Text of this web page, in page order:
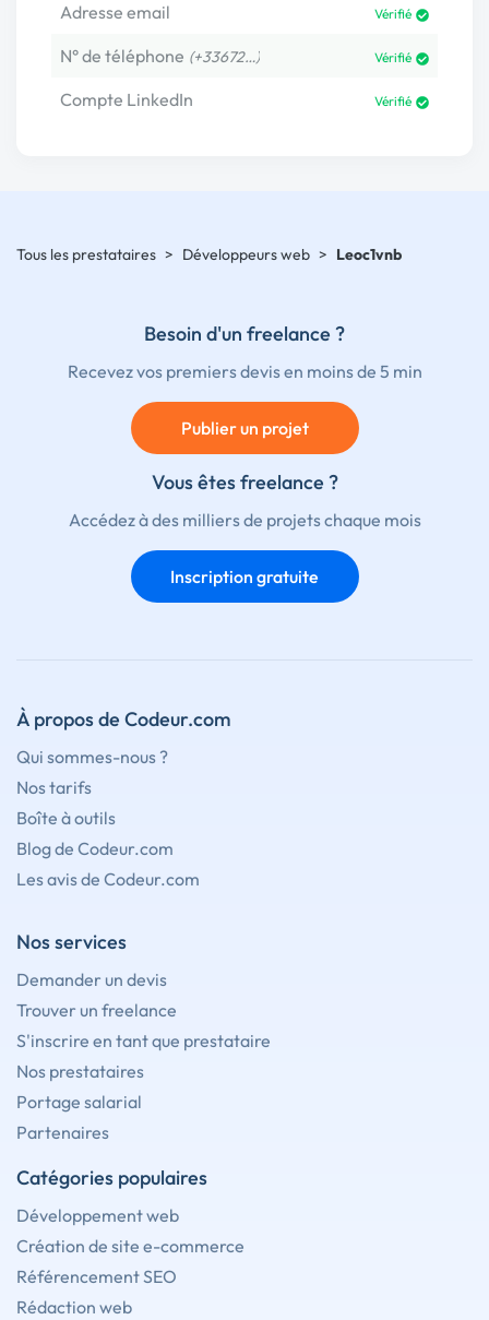
Adresse email Vérifié
N° de téléphone (+33672…) Vérifié
Compte LinkedIn Vérifié
Tous les prestataires > Développeurs web > Leoc1vnb
Besoin d'un freelance ?
Recevez vos premiers devis en moins de 5 min
Publier un projet
Vous êtes freelance ?
Accédez à des milliers de projets chaque mois
Inscription gratuite
À propos de Codeur.com
Qui sommes-nous ?
Nos tarifs
Boîte à outils
Blog de Codeur.com
Les avis de Codeur.com
Nos services
Demander un devis
Trouver un freelance
S'inscrire en tant que prestataire
Nos prestataires
Portage salarial
Partenaires
Catégories populaires
Développement web
Création de site e-commerce
Référencement SEO
Rédaction web